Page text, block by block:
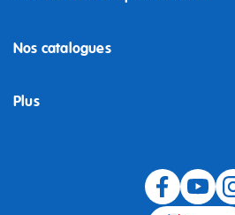
Nos catalogues
Plus